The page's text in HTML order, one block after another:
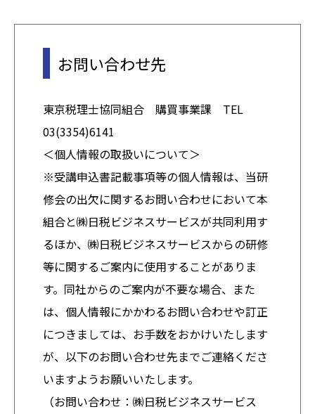
お問い合わせ先
東京税理士協同組合 購買事業課 TEL
03(3354)6141
＜個人情報の取扱いについて＞
※受講申込書記載事項等の個人情報は、当研
修会の出欠に関するお問い合わせにおいて本
組合と㈱日税ビジネスサービスが共同利用す
るほか、㈱日税ビジネスサービスからの研修
等に関するご案内に使用することがありま
す。同社からのご案内が不要な場合、また
は、個人情報にかかわるお問い合わせや訂正
につきましては、お手数をおかけいたします
が、以下のお問い合わせ先までご連絡くださ
いますようお願いいたします。
（お問い合わせ：㈱日税ビジネスサービス